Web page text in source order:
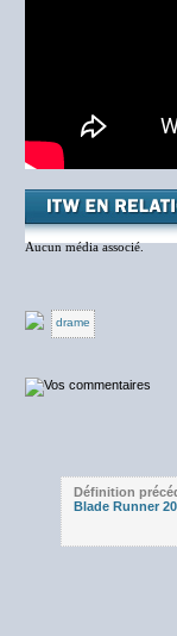
Aucun média associé.
drame
Définition
Blade Runner